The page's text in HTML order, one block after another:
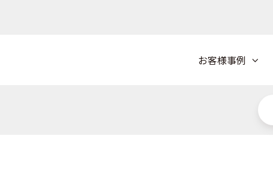
お客様事例